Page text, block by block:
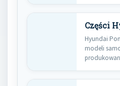
Części
Hyundai
modeli